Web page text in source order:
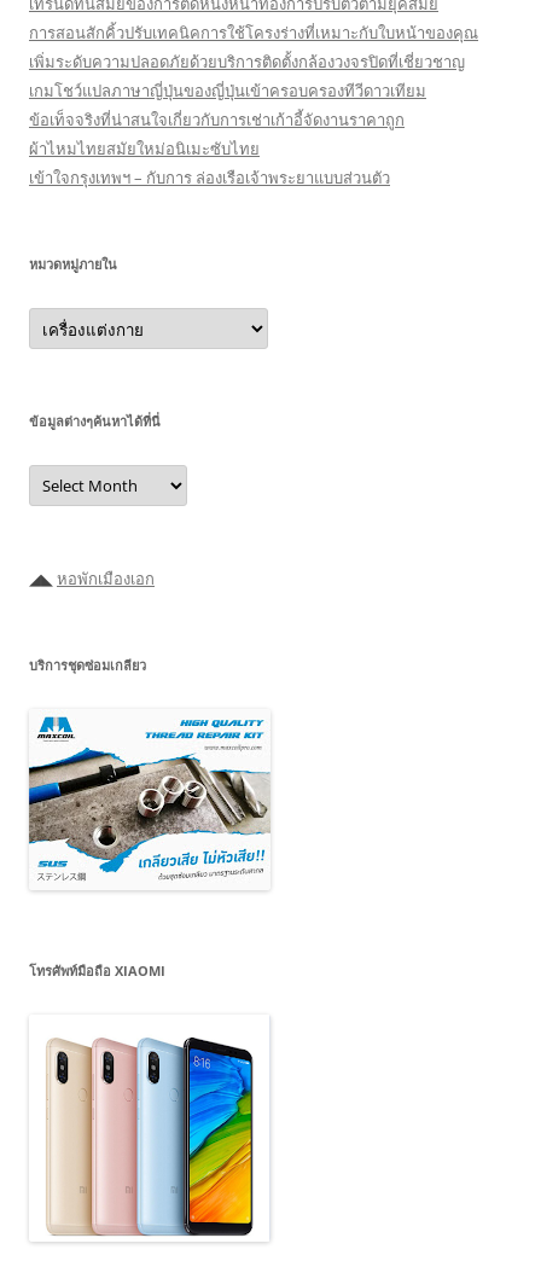
การสอนสักคิ้วปรับเทคนิคการใช้โครงร่างที่เหมาะกับใบหน้าของคุณ
เพิ่มระดับความปลอดภัยด้วยบริการติดตั้งกล้องวงจรปิดที่เชี่ยวชาญ
เกมโชว์แปลภาษาญี่ปุ่นของญี่ปุ่นเข้าครอบครองทีวีดาวเทียม
ข้อเท็จจริงที่น่าสนใจเกี่ยวกับการเช่าเก้าอี้จัดงานราคาถูก
ผ้าไหมไทยสมัยใหม่อนิเมะซับไทย
เข้าใจกรุงเทพฯ – กับการ ล่องเรือเจ้าพระยาแบบส่วนตัว
หมวดหมู่ภายใน
หมวด
หมู่
ภายใน
ข้อมูลต่างๆค้นหาได้ที่นี่
ข้อมูล
ต่างๆ
ค้นหา
◢◣ หอพักเมืองเอก
บริการชุดซ่อมเกลียว
โทรศัพท์มือถือ XIAOMI